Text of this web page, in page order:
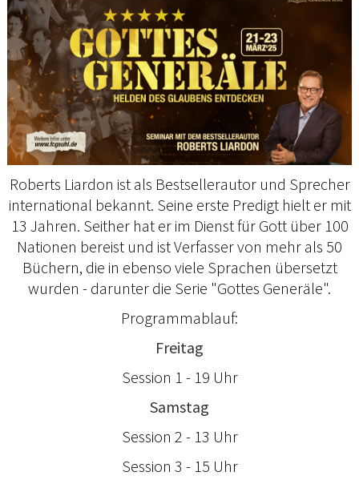
Roberts Liardon ist als Bestsellerautor und Sprecher
international bekannt. Seine erste Predigt hielt er mit
13 Jahren. Seither hat er im Dienst für Gott über 100
Nationen bereist und ist Verfasser von mehr als 50
Büchern, die in ebenso viele Sprachen übersetzt
wurden - darunter die Serie "Gottes Generäle".
Programmablauf:
Freitag
Session 1 - 19 Uhr
Samstag
Session 2 - 13 Uhr
Session 3 - 15 Uhr